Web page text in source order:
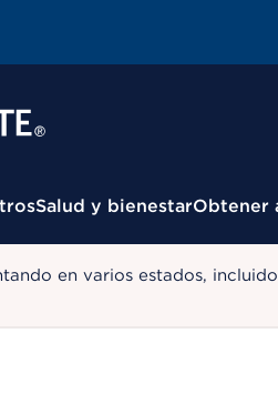
Salud y bienestarObtener
en varios estados,